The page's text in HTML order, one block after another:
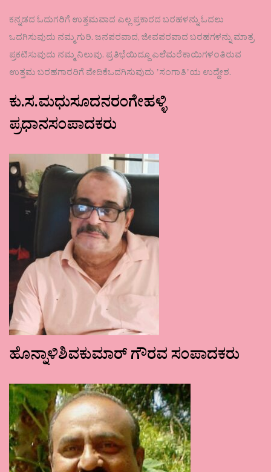
ಕನ್ನಡದ ಓದುಗರಿಗೆ ಉತ್ತಮವಾದ ಎಲ್ಲ ಪ್ರಕಾರದ ಬರಹಳನ್ನು ಓದಲು
ಒದಗಿಸುವುದು ನಮ್ಮ ಗುರಿ. ಜನಪರವಾದ, ಜೀವಪರವಾದ ಬರಹಗಳನ್ನು ಮಾತ್ರ
ಪ್ರಕಟಿಸುವುದು ನಮ್ಮ ನಿಲುವು. ಪ್ರತಿಭೆಯಿದ್ದೂ ಎಲೆಮರೆಕಾಯಿಗಳಂತಿರುವ
ಉತ್ತಮ ಬರಹಗಾರರಿಗೆ ವೇದಿಕೆಒದಗಿಸುವುದು ʼಸಂಗಾತಿʼಯ ಉದ್ದೇಶ.
ಕು.ಸ.ಮಧುಸೂದನರಂಗೇಹಳ್ಳಿ
ಪ್ರಧಾನಸಂಪಾದಕರು
ಹೊನ್ನಾಳಿಶಿವಕುಮಾರ್ ಗೌರವ ಸಂಪಾದಕರು